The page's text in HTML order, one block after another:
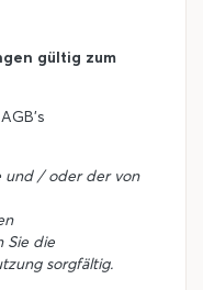
gültig zum
AGB's
und / oder der von
Sie die
sorgfältig.